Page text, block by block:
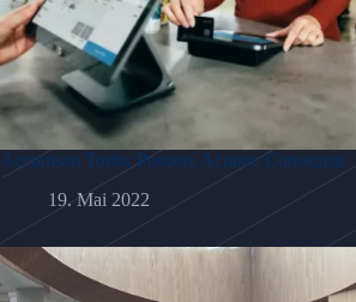
Accumsan Tortor Posuere Acutare Consequat
19. Mai 2022